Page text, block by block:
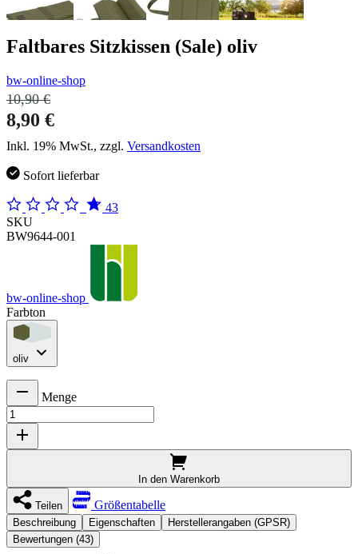
Faltbares Sitzkissen (Sale) oliv
bw-online-shop
10,90 €
8,90 €
Inkl. 19% MwSt., zzgl. Versandkosten
Sofort lieferbar
43
SKU
BW9644-001
bw-online-shop
Farbton
oliv
Menge
In den Warenkorb
Teilen Größentabelle
Beschreibung Eigenschaften
Herstellerangaben (GPSR)
Bewertungen (43)